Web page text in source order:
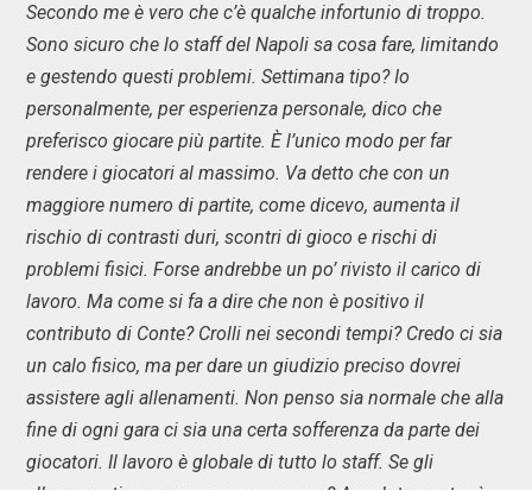
Secondo me è vero che c’è qualche infortunio di troppo.
Sono sicuro che lo staff del Napoli sa cosa fare, limitando
e gestendo questi problemi. Settimana tipo? Io
personalmente, per esperienza personale, dico che
preferisco giocare più partite. È l’unico modo per far
rendere i giocatori al massimo. Va detto che con un
maggiore numero di partite, come dicevo, aumenta il
rischio di contrasti duri, scontri di gioco e rischi di
problemi fisici. Forse andrebbe un po’ rivisto il carico di
lavoro. Ma come si fa a dire che non è positivo il
contributo di Conte? Crolli nei secondi tempi? Credo ci sia
un calo fisico, ma per dare un giudizio preciso dovrei
assistere agli allenamenti. Non penso sia normale che alla
fine di ogni gara ci sia una certa sofferenza da parte dei
giocatori. Il lavoro è globale di tutto lo staff. Se gli